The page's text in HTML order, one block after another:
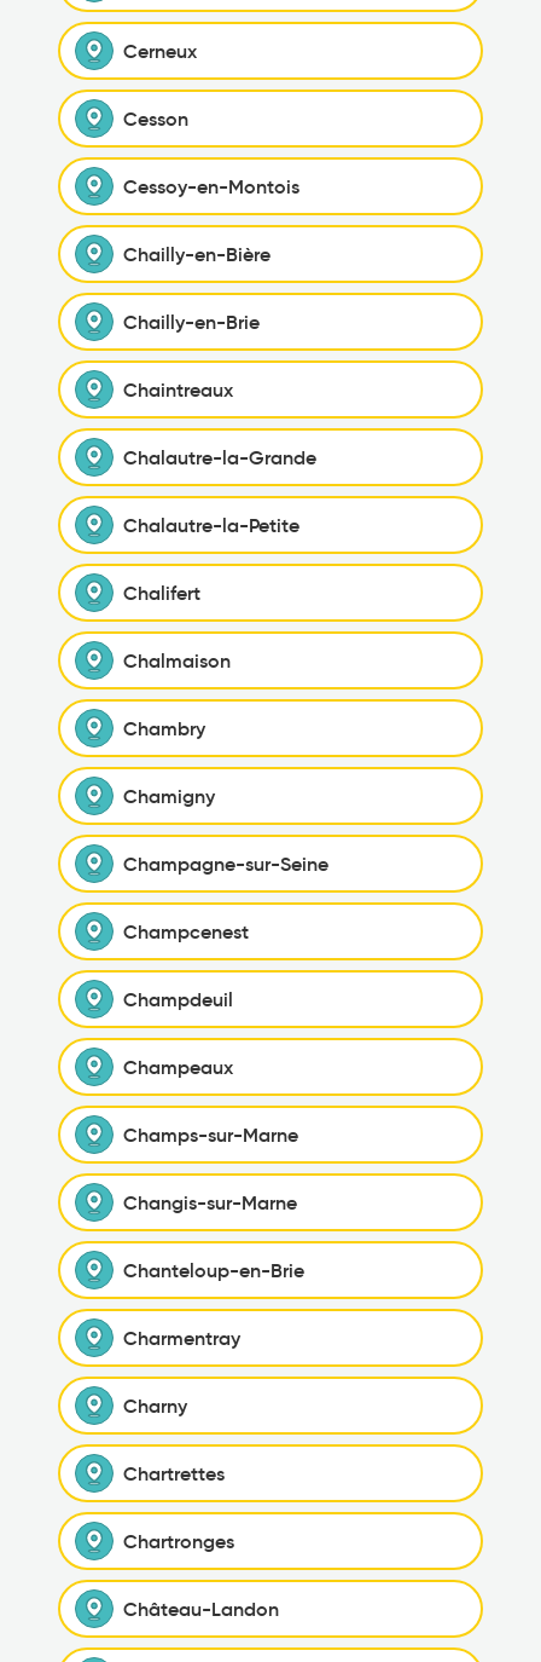
Cerneux
Cesson
Cessoy-en-Montois
Chailly-en-Bière
Chailly-en-Brie
Chaintreaux
Chalautre-la-Grande
Chalautre-la-Petite
Chalifert
Chalmaison
Chambry
Chamigny
Champagne-sur-Seine
Champcenest
Champdeuil
Champeaux
Champs-sur-Marne
Changis-sur-Marne
Chanteloup-en-Brie
Charmentray
Charny
Chartrettes
Chartronges
Château-Landon